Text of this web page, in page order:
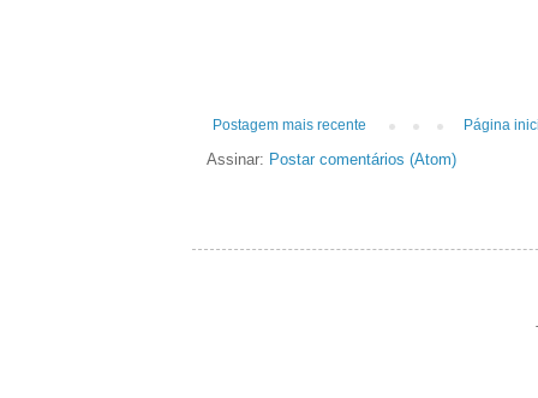
Postagem mais recente Página
Assinar: Postar comentários (Atom)